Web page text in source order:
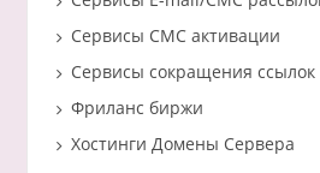
Сервисы СМС активации
Сервисы сокращения ссылок
Фриланс биржи
Хостинги Домены Сервера